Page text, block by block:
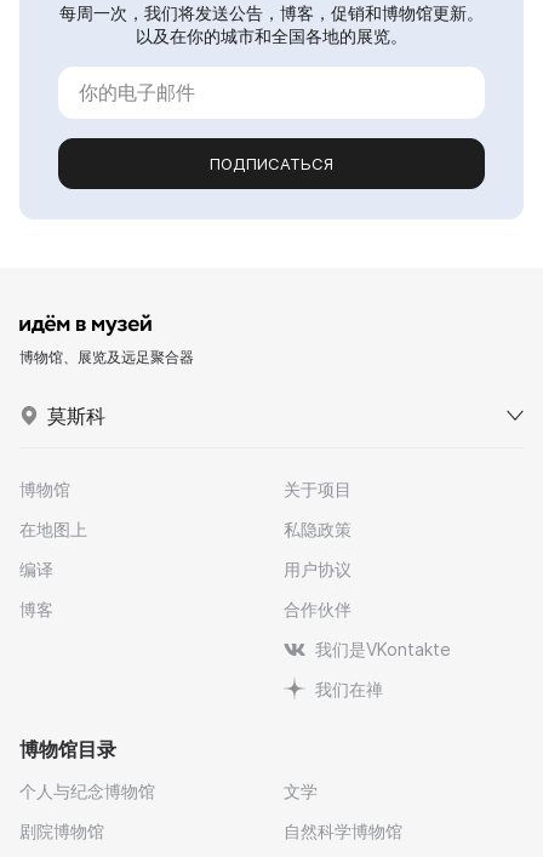
每周一次，我们将发送公告，博客，促销和博物馆更新。
以及在你的城市和全国各地的展览。
ПОДПИСАТЬСЯ
博物馆、展览及远足聚合器
莫斯科
博物馆
在地图上
编译
博客
关于项目
私隐政策
用户协议
合作伙伴
我们是VKontakte
我们在禅
博物馆目录
个人与纪念博物馆
剧院博物馆
文学
自然科学博物馆